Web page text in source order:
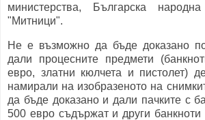
министерства, Българска
"Митници".
Не е възможно да бъде доказано
дали процесните предмети
евро, златни кюлчета и пистолет)
намирали на изобразеното на
да бъде доказано и дали пачките с
500 евро съдържат и други банкноти